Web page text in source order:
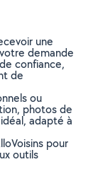
une
demande
confiance,
de
ou
photos de
adapté à
pour
outils